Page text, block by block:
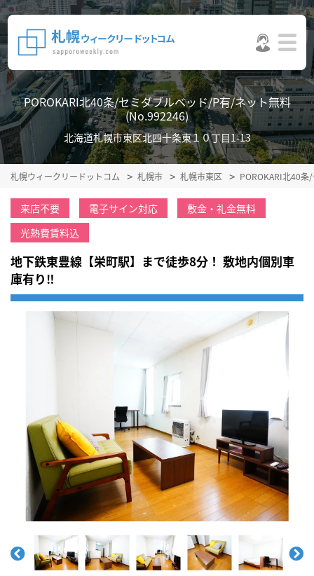
POROKARI北40条/セミダブルベッド/P有/ネット無料
(No.992246)
北海道札幌市東区北四十条東１０丁目1-13
札幌ウィークリードットコム 札幌市 札幌市東区 POROKARI北40
来店不要 電子サイン対応
敷金・礼金無料
光熱費賃料込
地下鉄東豊線【栄町駅】まで徒歩8分！ 敷地内個別車
庫有り‼